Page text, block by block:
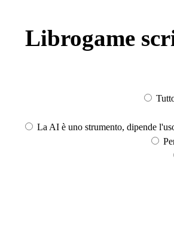
Librogame
La AI è uno strumento, dipende